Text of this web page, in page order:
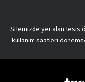
Sitemizde yer alan tesis
kullanım saatleri